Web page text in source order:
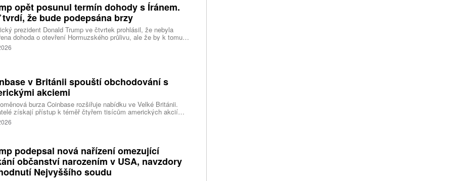
opět posunul termín dohody s Íránem.
tvrdí, že bude podepsána brzy
prezident Donald Trump ve čtvrtek prohlásil, že nebyla
dohoda o otevření Hormuzského průlivu, ale že by k tomu
dojít brzy. Írán je mezitím nadosah dohody o tranzitu v úžině
která může pro Trumpa představovat problém.
v Británii spouští obchodování s
akciemi
burza Coinbase rozšiřuje nabídku ve Velké Británii.
získají přístup k téměř čtyřem tisícům amerických akcií
v aplikaci, ve které spravují kryptoměny a běžné peníze.
podepsal nová nařízení omezující
občanství narozením v USA, navzdory
Nejvyššího soudu